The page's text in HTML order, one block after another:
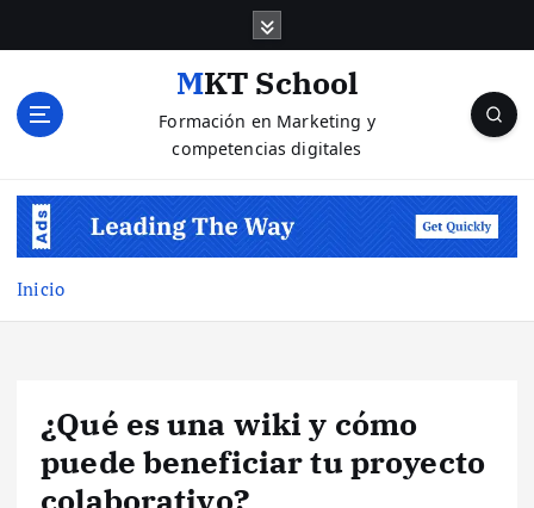
MKT School
Formación en Marketing y
competencias digitales
Inicio
¿Qué es una wiki y cómo
puede beneficiar tu proyecto
colaborativo?